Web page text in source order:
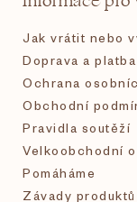
Jak vrátit nebo
Doprava a platba
Ochrana
Obchodní
Pravidla soutěží
Velkoobchodní
Pomáháme
Závady